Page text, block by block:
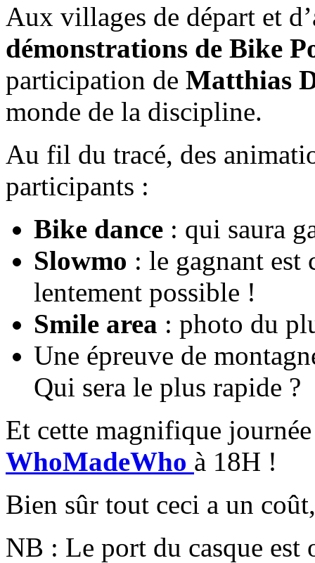
Aux villages de départ et
démonstrations de Bike
participation de Matthias
monde de la discipline.
Au fil du tracé, des
participants :
Bike dance : qui saura
Slowmo : le gagnant
lentement possible !
Smile area : photo du
Une épreuve de
Qui sera le plus rapide ?
Et cette magnifique
WhoMadeWho à 18H !
Bien sûr tout ceci a un
NB : Le port du casque